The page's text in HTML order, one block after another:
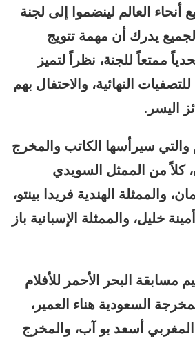
أنحاء العالم لينضموا إلى لجنة
يدرك أن مهمة تتويج
ممتعاً للجنة، نظراً لتميز
النهائية، والاحتفال بهم
اليسر.
والتي سيرأسها الكاتب والمخرج
كلاً من الممثل السويدي
والممثلة الهندية فريدا بينتو،
خليل، والممثلة الإسبانية باز
البحر الأحمر للأفلام
السعودية هناء العمير،
أسعد بو آب، والمخرج